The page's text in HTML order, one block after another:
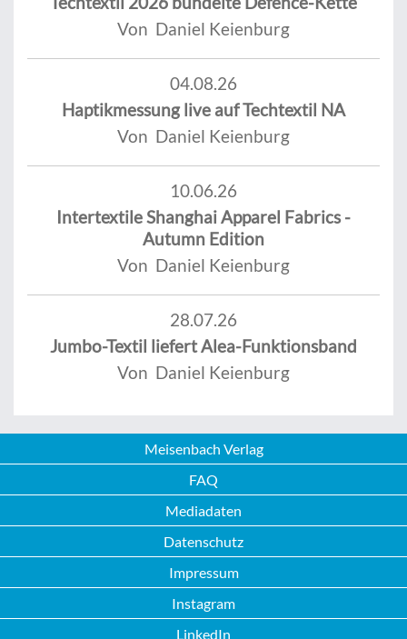
Von Daniel Keienburg
04.08.26
Haptikmessung live auf Techtextil NA
Von Daniel Keienburg
10.06.26
Intertextile Shanghai Apparel Fabrics -
Autumn Edition
Von Daniel Keienburg
28.07.26
Jumbo-Textil liefert Alea-Funktionsband
Von Daniel Keienburg
Meisenbach Verlag
FAQ
Mediadaten
Datenschutz
Impressum
Instagram
LinkedIn